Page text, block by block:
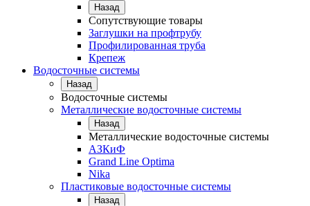
Назад
Сопутствующие товары
Заглушки на профтрубу
Профилированная труба
Крепеж
Водосточные системы
Назад
Водосточные системы
Металлические водосточные системы
Назад
Металлические водосточные системы
АЗКиФ
Grand Line Optima
Nika
Пластиковые водосточные системы
Назад